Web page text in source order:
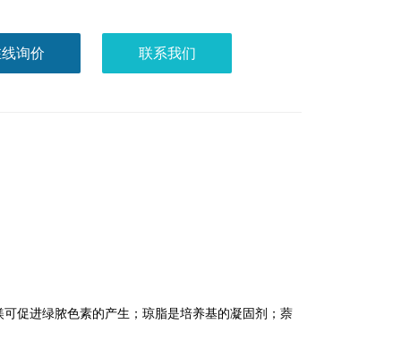
询价 联系我们
促进绿脓色素的产生；琼脂是培养基的凝固剂；萘